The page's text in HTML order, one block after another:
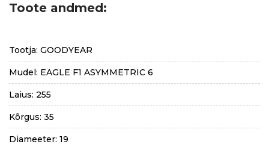
Toote andmed:
Tootja: GOODYEAR
Mudel: EAGLE F1 ASYMMETRIC 6
Laius: 255
Kõrgus: 35
Diameeter: 19